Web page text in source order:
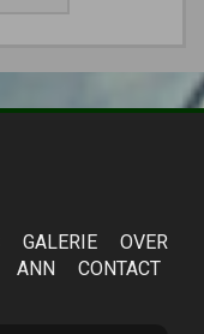
GALERIE
OVER
ANN CONTACT